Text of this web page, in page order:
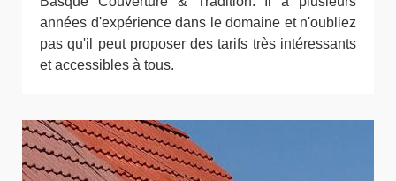
années d'expérience dans le domaine et n'oubliez
pas qu'il peut proposer des tarifs très intéressants
et accessibles à tous.